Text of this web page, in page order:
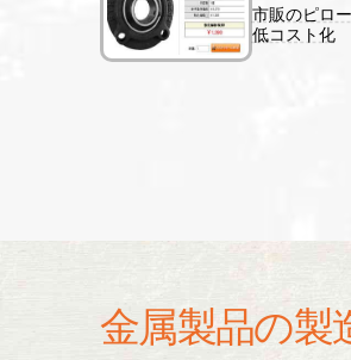
市販のピロ
低コスト化
金属製品の製